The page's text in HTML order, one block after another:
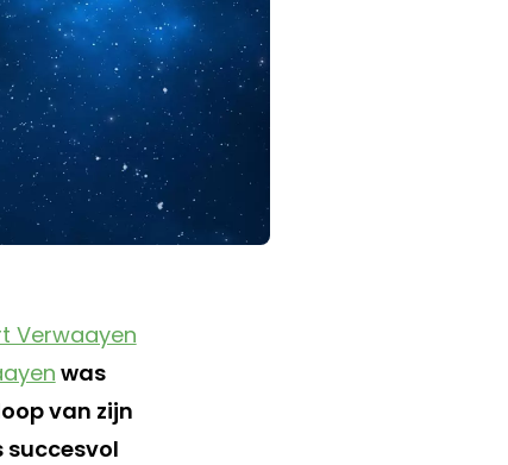
Verwaayen
was
van zijn